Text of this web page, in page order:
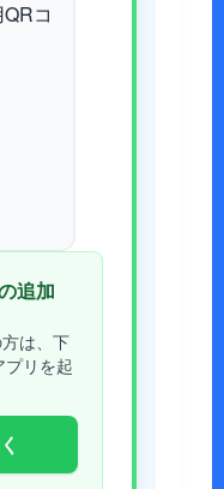
追加
は、下
リを起